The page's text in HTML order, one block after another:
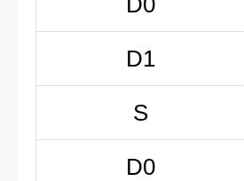
D1
S
D0